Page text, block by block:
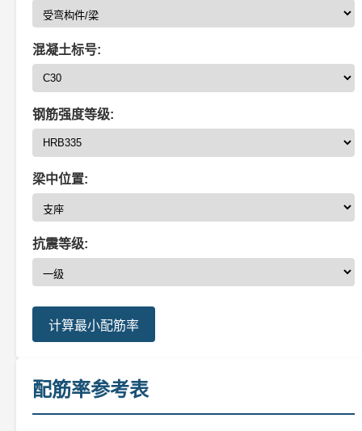
混凝土标号:
钢筋强度等级:
梁中位置:
抗震等级:
计算最小配筋率
配筋率参考表